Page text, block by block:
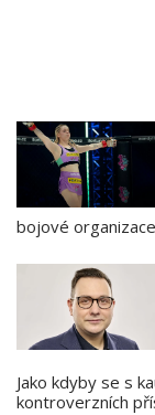
bojové organizace
Jako kdyby se s
kontroverzních